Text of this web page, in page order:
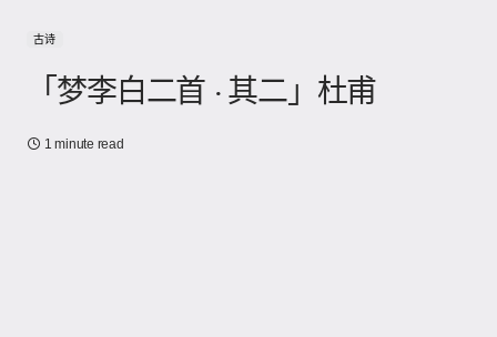
古诗
「梦李白二首 · 其二」杜甫
1 minute read